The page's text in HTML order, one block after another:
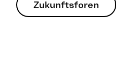
Zukunftsforen